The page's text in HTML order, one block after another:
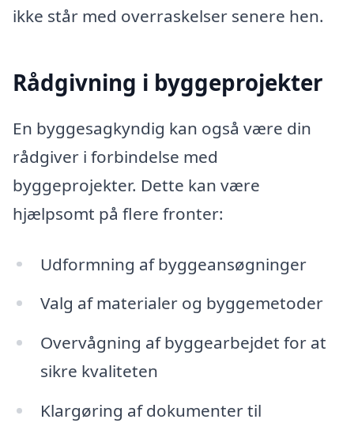
ikke står med overraskelser senere hen.
Rådgivning i byggeprojekter
En byggesagkyndig kan også være din
rådgiver i forbindelse med
byggeprojekter. Dette kan være
hjælpsomt på flere fronter:
Udformning af byggeansøgninger
Valg af materialer og byggemetoder
Overvågning af byggearbejdet for at
sikre kvaliteten
Klargøring af dokumenter til